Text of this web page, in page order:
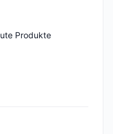
Produkte